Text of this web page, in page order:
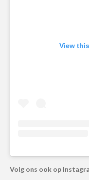
View
Volg ons ook op